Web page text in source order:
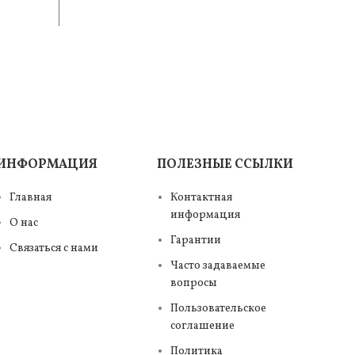
Главная
О нас
Связаться с нами
ПОЛЕЗНЫЕ ССЫЛКИ
Контактная
информация
Гарантии
Часто задаваемые
вопросы
Пользовательское
соглашение
Политика